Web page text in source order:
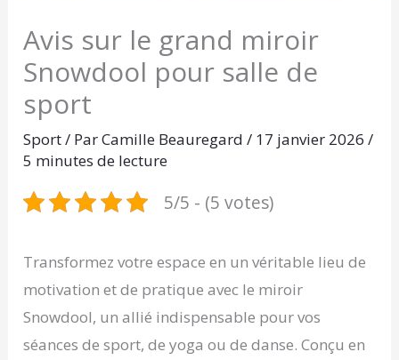
Avis sur le grand miroir
Snowdool pour salle de
sport
Sport/ ParCamille Beauregard/ 17 janvier 2026/
5 minutes de lecture
5/5 - (5 votes)
Transformez votre espace en un véritable lieu de
motivation et de pratique avec le miroir
Snowdool, un allié indispensable pour vos
séances de sport, de yoga ou de danse. Conçu en